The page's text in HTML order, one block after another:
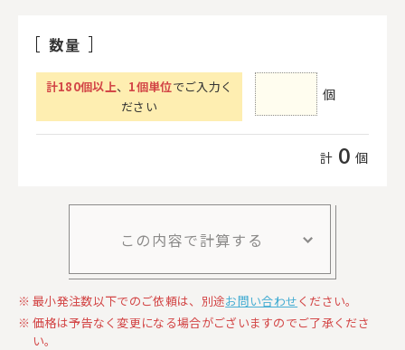
数量
計180個以上、 1個単位でご入力く
ださい
個
計 0 個
この内容で計算する
最小発注数以下でのご依頼は、別途お問い合わせください。
価格は予告なく変更になる場合がございますのでご了承くださ
い。